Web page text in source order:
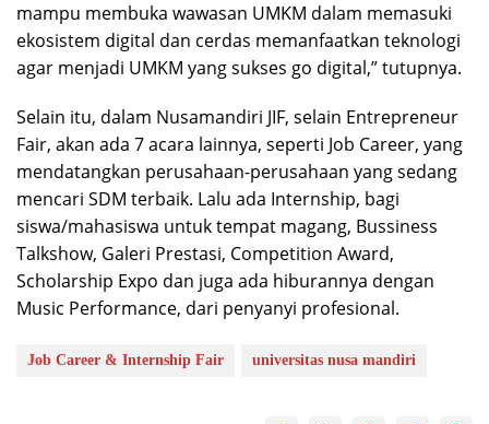
mampu membuka wawasan UMKM dalam memasuki
ekosistem digital dan cerdas memanfaatkan teknologi
agar menjadi UMKM yang sukses go digital,” tutupnya.
Selain itu, dalam Nusamandiri JIF, selain Entrepreneur
Fair, akan ada 7 acara lainnya, seperti Job Career, yang
mendatangkan perusahaan-perusahaan yang sedang
mencari SDM terbaik. Lalu ada Internship, bagi
siswa/mahasiswa untuk tempat magang, Bussiness
Talkshow, Galeri Prestasi, Competition Award,
Scholarship Expo dan juga ada hiburannya dengan
Music Performance, dari penyanyi profesional.
Job Career & Internship Fair universitas nusa mandiri